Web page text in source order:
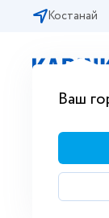
Костанай
Ваш
Бесплатная